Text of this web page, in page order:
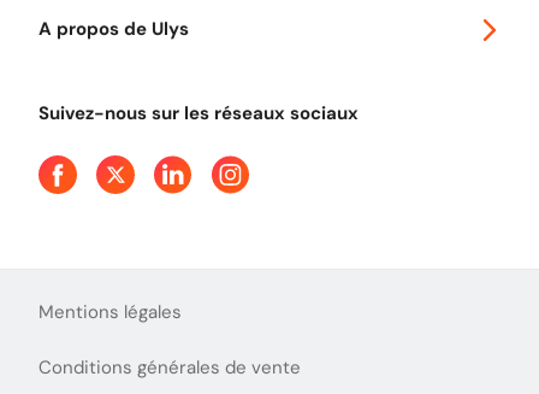
A propos de Ulys
Presse
Suivez-nous sur les réseaux sociaux
Mentions légales
Conditions générales de vente